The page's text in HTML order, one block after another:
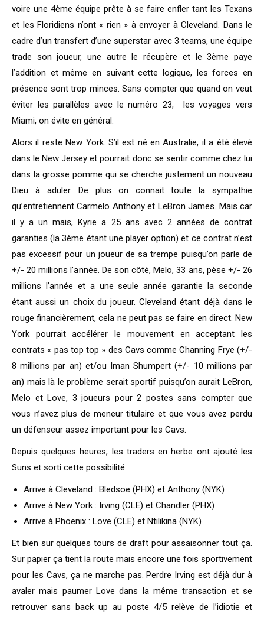
voire une 4ème équipe prête à se faire enfler tant les Texans
et les Floridiens n’ont « rien » à envoyer à Cleveland. Dans le
cadre d’un transfert d’une superstar avec 3 teams, une équipe
trade son joueur, une autre le récupère et le 3ème paye
l’addition et même en suivant cette logique, les forces en
présence sont trop minces. Sans compter que quand on veut
éviter les parallèles avec le numéro 23, les voyages vers
Miami, on évite en général.
Alors il reste New York. S’il est né en Australie, il a été élevé
dans le New Jersey et pourrait donc se sentir comme chez lui
dans la grosse pomme qui se cherche justement un nouveau
Dieu à aduler. De plus on connait toute la sympathie
qu’entretiennent Carmelo Anthony et LeBron James. Mais car
il y a un mais, Kyrie a 25 ans avec 2 années de contrat
garanties (la 3ème étant une player option) et ce contrat n’est
pas excessif pour un joueur de sa trempe puisqu’on parle de
+/- 20 millions l’année. De son côté, Melo, 33 ans, pèse +/- 26
millions l’année et a une seule année garantie la seconde
étant aussi un choix du joueur. Cleveland étant déjà dans le
rouge financièrement, cela ne peut pas se faire en direct. New
York pourrait accélérer le mouvement en acceptant les
contrats « pas top top » des Cavs comme Channing Frye (+/-
8 millions par an) et/ou Iman Shumpert (+/- 10 millions par
an) mais là le problème serait sportif puisqu’on aurait LeBron,
Melo et Love, 3 joueurs pour 2 postes sans compter que
vous n’avez plus de meneur titulaire et que vous avez perdu
un défenseur assez important pour les Cavs.
Depuis quelques heures, les traders en herbe ont ajouté les
Suns et sorti cette possibilité:
Arrive à Cleveland : Bledsoe (PHX) et Anthony (NYK)
Arrive à New York : Irving (CLE) et Chandler (PHX)
Arrive à Phoenix : Love (CLE) et Ntilikina (NYK)
Et bien sur quelques tours de draft pour assaisonner tout ça.
Sur papier ça tient la route mais encore une fois sportivement
pour les Cavs, ça ne marche pas. Perdre Irving est déjà dur à
avaler mais paumer Love dans la même transaction et se
retrouver sans back up au poste 4/5 relève de l’idiotie et